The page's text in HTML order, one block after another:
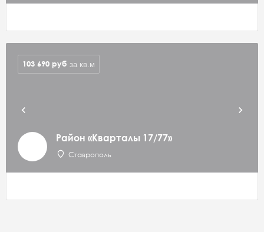
Район «Кварталы 17/77»
Ставрополь
103 690 руб за кв.м